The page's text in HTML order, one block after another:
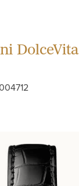
DolceVita